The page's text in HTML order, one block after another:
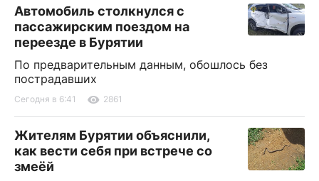
Автомобиль столкнулся с
пассажирским поездом на
переезде в Бурятии
По предварительным данным, обошлось без
пострадавших
Сегодня в 6:41 2861
Жителям Бурятии объяснили,
как вести себя при встрече со
змеёй